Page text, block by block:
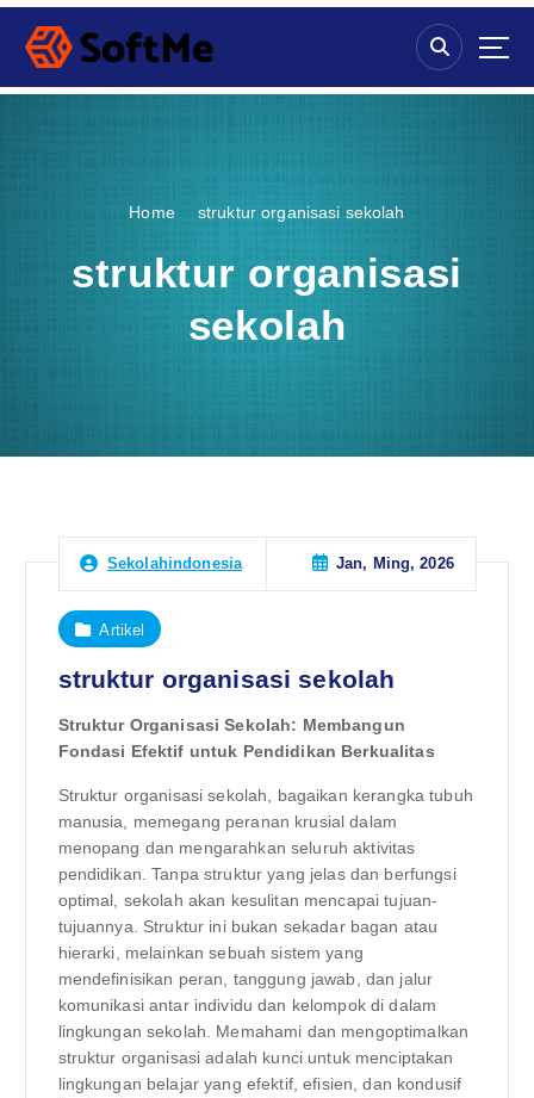
S
p
Home struktur organisasi sekolah
struktur organisasi
sekolah
Sekolahindonesia Jan, Ming, 2026
Artikel
struktur organisasi sekolah
Struktur Organisasi Sekolah: Membangun
Fondasi Efektif untuk Pendidikan Berkualitas
Struktur organisasi sekolah, bagaikan kerangka tubuh
manusia, memegang peranan krusial dalam
menopang dan mengarahkan seluruh aktivitas
pendidikan. Tanpa struktur yang jelas dan berfungsi
optimal, sekolah akan kesulitan mencapai tujuan-
tujuannya. Struktur ini bukan sekadar bagan atau
hierarki, melainkan sebuah sistem yang
mendefinisikan peran, tanggung jawab, dan jalur
komunikasi antar individu dan kelompok di dalam
lingkungan sekolah. Memahami dan mengoptimalkan
struktur organisasi adalah kunci untuk menciptakan
lingkungan belajar yang efektif, efisien, dan kondusif